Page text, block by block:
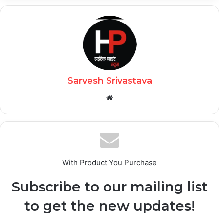
Sarvesh Srivastava
Website
With Product You Purchase
Subscribe to our mailing list
to get the new updates!